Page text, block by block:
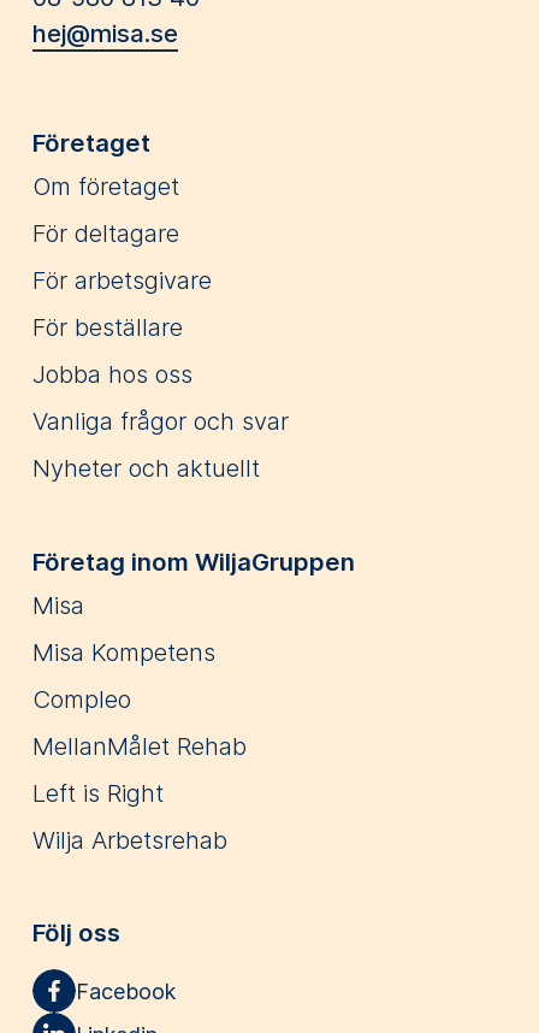
hej@misa.se
Företaget
Om företaget
För deltagare
För arbetsgivare
För beställare
Jobba hos oss
Vanliga frågor och svar
Nyheter och aktuellt
Företag inom WiljaGruppen
Misa
Misa Kompetens
Compleo
MellanMålet Rehab
Left is Right
Wilja Arbetsrehab
Följ oss
Facebook